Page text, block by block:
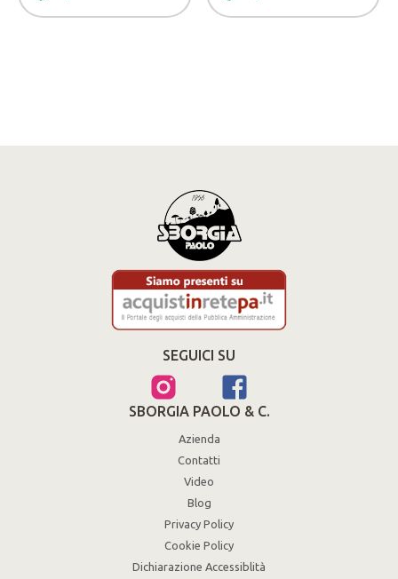
SEGUICI SU
SBORGIA PAOLO & C.
Azienda
Contatti
Video
Blog
Privacy Policy
Cookie Policy
Dichiarazione Accessiblità